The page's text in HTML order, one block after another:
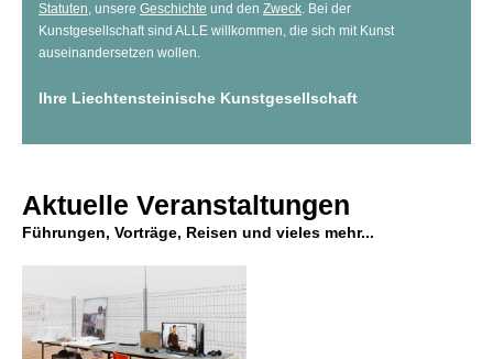
Statuten, unsere Geschichte und den Zweck. Bei der
Kunstgesellschaft sind ALLE willkommen, die sich mit Kunst
auseinandersetzen wollen.
Ihre Liechtensteinische Kunstgesellschaft
Aktuelle Veranstaltungen
Führungen, Vorträge, Reisen und vieles mehr...